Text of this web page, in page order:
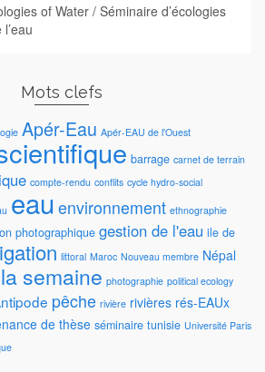
of Water / Séminaire d’écologies
Mots clefs
Apér-Eau Apér-EAU de l'Ouest
barrage carnet de terrain
compte-rendu conflits cycle hydro-social
eau environnement ethnographie
photographique gestion de l'eau ile de
littoral Maroc Nouveau membre Népal
semaine photographie political ecology
pêche rivière rivières rés-EAUx
de thèse séminaire tunisie Université Paris